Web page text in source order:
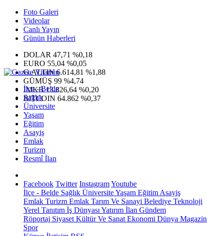
Foto Galeri
Videolar
Canlı Yayın
Günün Haberleri
DOLAR 47,71 %0,18
EURO 55,04 %0,05
G.ALTIN6.614,81 %1,88
GÜMÜŞ 99 %4,74
IMKB13.826,64 %0,20
BITCOIN 64.862 %0,37
İlçe - Belde
Sağlık
Üniversite
Yaşam
Eğitim
Asayiş
Emlak
Turizm
Resmî İlan
Facebook Twitter InstagramYoutube
İlçe - Belde Sağlık ÜniversiteYaşam Eğitim Asayiş
Emlak Turizm Emlak Tarım Ve Sanayi Belediye Teknoloji
Yerel Tanıtım İş Dünyası Yatırım İlan Gündem
Röportaj Siyaset Kültür Ve Sanat Ekonomi Dünya Magazin
Spor